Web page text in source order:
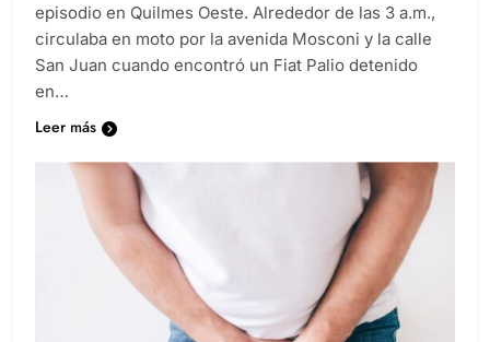
episodio en Quilmes Oeste. Alrededor de las 3 a.m.,
circulaba en moto por la avenida Mosconi y la calle
San Juan cuando encontró un Fiat Palio detenido
en…
Leer más